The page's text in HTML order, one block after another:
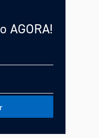
AGORA!